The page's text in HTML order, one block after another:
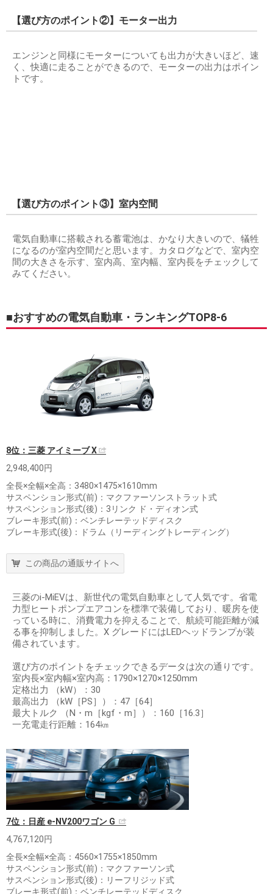
【選び方のポイント②】モーター出力
エンジンと同様にモーターについても出力が大きいほど、速
く、快適に走ることができるので、モーターの出力はポイン
トです。
【選び方のポイント③】室内空間
電気自動車に搭載される蓄電池は、かなり大きいので、犠牲
になるのが室内空間だと思います。カタログなどで、室内空
間の大きさを示す、室内高、室内幅、室内長をチェックして
みてください。
■おすすめの電気自動車・ランキングTOP8-6
8位：三菱 アイミーブ X
2,948,400円
全長×全幅×全高：3480×1475×1610mm
サスペンション形式(前)：マクファーソンストラット式
サスペンション形式(後)：3リンク ド・ディオン式
ブレーキ形式(前)：ベンチレーテッドディスク
ブレーキ形式(後)：ドラム（リーディングトレーディング）
この商品の通販サイトへ
三菱のi-MiEVは、新世代の電気自動車として人気です。省電
力型ヒートポンプエアコンを標準で装備しており、暖房を使
っている時に、消費電力を抑えることで、航続可能距離が減
る事を抑制しました。X グレードにはLEDヘッドランプが装
備されています。
選び方のポイントをチェックできるデータは次の通りです。
室内長×室内幅×室内高：1790×1270×1250mm
定格出力 （kW）：30
最高出力 （kW［PS］）：47［64］
最大トルク （N・m［kgf・m］）：160［16.3］
一充電走行距離：164㎞
7位：日産 e-NV200ワゴン G
4,767,120円
全長×全幅×全高：4560×1755×1850mm
サスペンション形式(前)：マクファーソン式
サスペンション形式(後)：リーフリジッド式
ブレーキ形式(前)：ベンチレーテッドディスク